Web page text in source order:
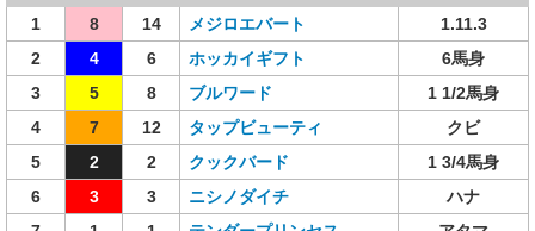
1 8 14 メジロエバート
1.11.3
2
4 6 ホッカイギフト
6馬身
3
5 8 ブルワード
1 1/2馬身
4
7 12 タップビューティ
クビ
5
2 2 クックバード
1 3/4馬身
6
3 3 ニシノダイチ
ハナ